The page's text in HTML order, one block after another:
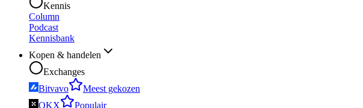
Kennis
Column
Podcast
Kennisbank
Kopen & handelen
Exchanges
Bitvavo
Meest gekozen
OKX
Populair